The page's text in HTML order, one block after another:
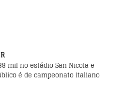
mil no estádio San Nicola e
é de campeonato italiano